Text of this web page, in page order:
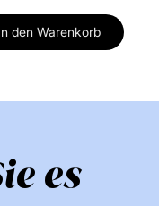
den Warenkorb
es